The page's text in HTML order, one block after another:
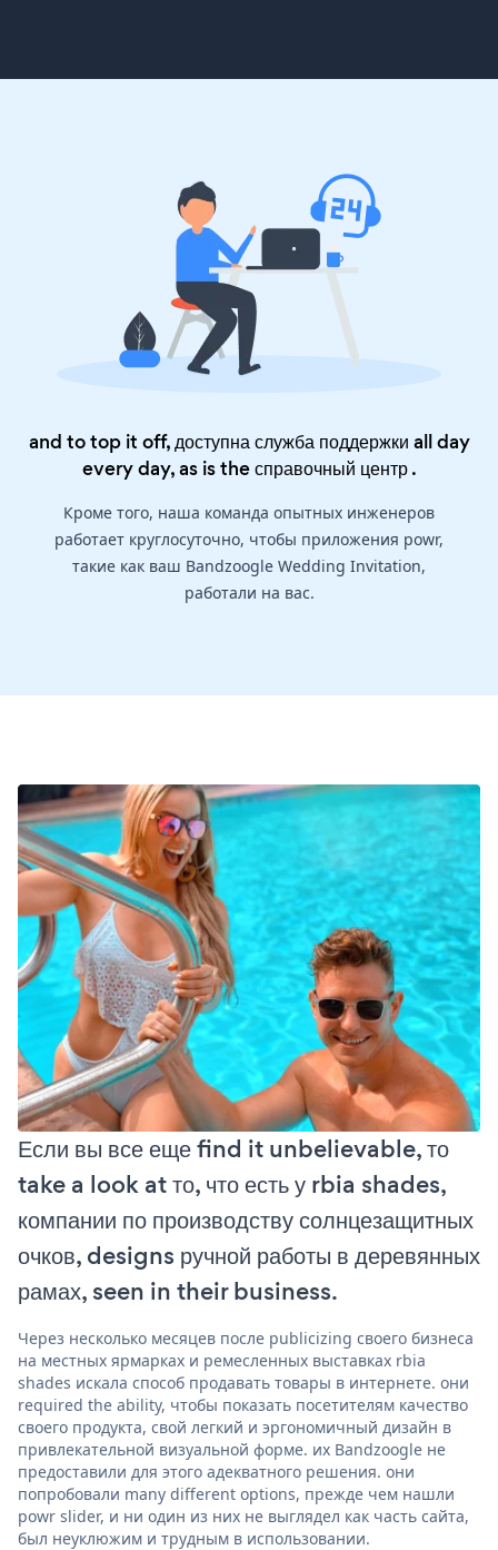
and to top it off, доступна служба поддержки all day
every day, as is theсправочный центр.
Кроме того, наша команда опытных инженеров
работает круглосуточно, чтобы приложения powr,
такие как ваш Bandzoogle Wedding Invitation,
работали на вас.
Если вы все еще find it unbelievable, то
take a look at то, что есть у rbia shades,
компании по производству солнцезащитных
очков, designs ручной работы в деревянных
рамах, seen in their business.
Через несколько месяцев после publicizing своего бизнеса
на местных ярмарках и ремесленных выставках rbia
shades искала способ продавать товары в интернете. они
required the ability, чтобы показать посетителям качество
своего продукта, свой легкий и эргономичный дизайн в
привлекательной визуальной форме. их Bandzoogle не
предоставили для этого адекватного решения. они
попробовали many different options, прежде чем нашли
powr slider, и ни один из них не выглядел как часть сайта,
был неуклюжим и трудным в использовании.